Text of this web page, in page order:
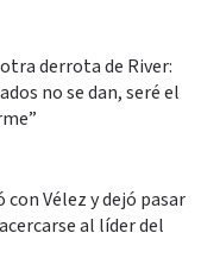
derrota de River:
no se dan, seré el
con Vélez y dejó pasar
al líder del